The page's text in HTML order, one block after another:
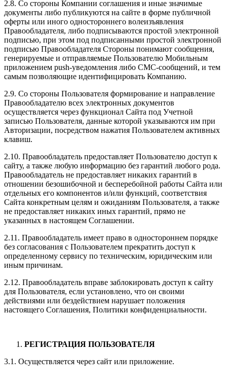
2.8. Со стороны Компании соглашения и иные значимые
документы либо публикуются на сайте в форме публичной
оферты или иного одностороннего волеизъявления
Правообладателя, либо подписываются простой электронной
подписью, при этом под подписанными простой электронной
подписью Правообладателя Стороны понимают сообщения,
генерируемые и отправляемые Пользователю Мобильным
приложением push-уведомления либо СМС-сообщений, и тем
самым позволяющие идентифицировать Компанию.
2.9. Со стороны Пользователя формирование и направление
Правообладателю всех электронных документов
осуществляется через функционал Сайта под Учетной
записью Пользователя, данные которой указываются им при
Авторизации, посредством нажатия Пользователем активных
клавиш.
2.10. Правообладатель предоставляет Пользователю доступ к
сайту, а также любую информацию без гарантий любого рода.
Правообладатель не предоставляет никаких гарантий в
отношении безошибочной и бесперебойной работы Сайта или
отдельных его компонентов и/или функций, соответствия
Сайта конкретным целям и ожиданиям Пользователя, а также
не предоставляет никаких иных гарантий, прямо не
указанных в настоящем Соглашении.
2.11. Правообладатель имеет право в одностороннем порядке
без согласования с Пользователем прекратить доступ к
определенному сервису по техническим, юридическим или
иным причинам.
2.12. Правообладатель вправе заблокировать доступ к сайту
для Пользователя, если установлено, что он своими
действиями или бездействием нарушает положения
настоящего Соглашения, Политики конфиденциальности.
РЕГИСТРАЦИЯ ПОЛЬЗОВАТЕЛЯ
3.1. Осуществляется через сайт или приложение.